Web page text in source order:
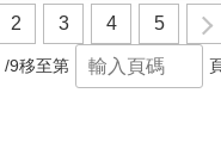
式導入500字左右的社會性話題
練。 ＜書寫練習＞ 這部分是練習寫出與「Can-
do」的目標、「活動」及「閱讀
文章。為了有效率地培養全方位
就能通！ & 5 羅馬拼音輔助 每
句例句皆附上羅馬拼音對照，就
夠熟悉，只要看著羅馬拼音跟著
說出最正確的旅遊日語！ & 6
用！」、「連日本人都按讚！」
元都有「這句話最好用！」「連
讚！」，「拜託你原諒我。」「
不會發生這種事。」「該如何答
呢？」這種連日本人聽了都忍不
敬語！ 8）完全深入：17篇有趣
欄，讓您瞭解日本人的職場文
大特色： & 1 17種職場情況教
在職場上一定會遇到的情況，包
準、層層請示的決策文化、年功
用制......如果不了解這些細節，
日本當地生活、在日商任職、和
打交道，都會令你寸步難行！
友人曾對她說：「台灣人實在是
完成第一集的初級日語後，第二
輕鬆造句，練習日本人的日常對
者讚嘆：教材搭配真人老師的教
看書自學相比，效率真的差很大
2 3 4 5
/9移至第